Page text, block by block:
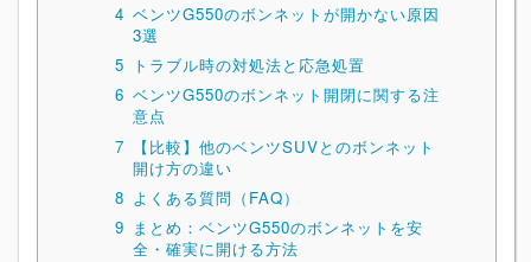
4 ベンツG550のボンネットが開かない原因
3選
5
トラブル時の対処法と応急処置
6 ベンツG550のボンネット開閉に関する注
意点
7
【比較】他のベンツSUVとのボンネット
開け方の違い
8 よくある質問（FAQ）
9 まとめ：ベンツG550のボンネットを安
全・確実に開ける方法